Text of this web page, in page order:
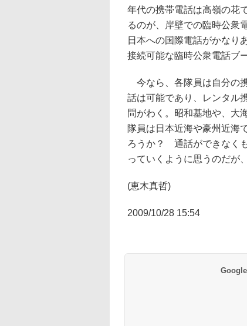
年代の携帯電話は高嶺の花
るのが、岸壁での臨時公衆
日本への国際電話がかなり
接続可能な臨時公衆電話ブ
今なら、各隊員は自分の
話は可能であり、レンタル
問がわく。昭和基地や、大
隊員は日本近海や豪州近海
ろうか？ 通話ができなく
っていくように思うのだが
(恵木真哲)
2009/10/28 15:54